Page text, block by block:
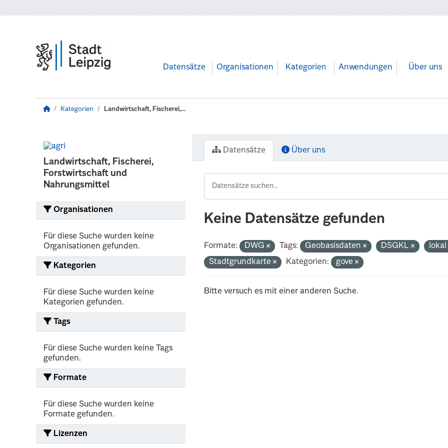
Datensätze Organisationen Kategorien Anwendungen Über uns
Kategorien Landwirtschaft, Fischerei,...
Landwirtschaft, Fischerei,
Forstwirtschaft und
Nahrungsmittel
Organisationen
Für diese Suche wurden keine
Organisationen gefunden.
Kategorien
Für diese Suche wurden keine
Kategorien gefunden.
Tags
Für diese Suche wurden keine Tags
gefunden.
Formate
Für diese Suche wurden keine
Formate gefunden.
Lizenzen
Datensätze Über uns
Keine Datensätze gefunden
Formate: DWG Tags: Geobasisdaten DSGKL
Stadtgrundkarte
Kategorien: gove
Bitte versuch es mit einer anderen Suche.